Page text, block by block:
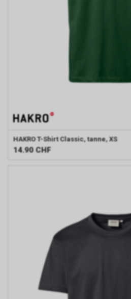
HAKRO T-Shirt Classic, tanne, XS
14.90 CHF